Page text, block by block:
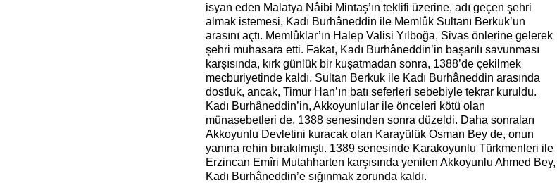
isyan eden Malatya Nâibi Mintaş’ın teklifi üzerine, adı geçen şehri
almak istemesi, Kadı Burhâneddin ile Memlûk Sultanı Berkuk’un
arasını açtı. Memlûklar’ın Halep Valisi Yılboğa, Sivas önlerine gelerek
şehri muhasara etti. Fakat, Kadı Burhâneddin’in başarılı savunması
karşısında, kırk günlük bir kuşatmadan sonra, 1388’de çekilmek
mecburiyetinde kaldı. Sultan Berkuk ile Kadı Burhâneddin arasında
dostluk, ancak, Timur Han’ın batı seferleri sebebiyle tekrar kuruldu.
Kadı Burhâneddin’in, Akkoyunlular ile önceleri kötü olan
münasebetleri de, 1388 senesinden sonra düzeldi. Daha sonraları
Akkoyunlu Devletini kuracak olan Karayülük Osman Bey de, onun
yanına rehin bırakılmıştı. 1389 senesinde Karakoyunlu Türkmenleri ile
Erzincan Emîri Mutahharten karşısında yenilen Akkoyunlu Ahmed Bey,
Kadı Burhâneddin’e sığınmak zorunda kaldı.